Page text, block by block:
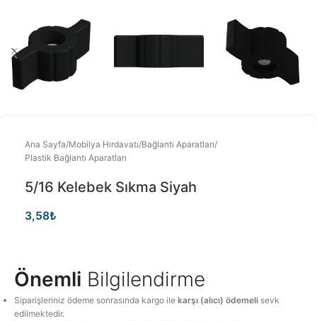
Ana Sayfa/Mobilya Hırdavatı/Bağlantı Aparatları/
Plastik Bağlantı Aparatları
5/16 Kelebek Sıkma Siyah
3,58₺
Önemli Bilgilendirme
Siparişleriniz ödeme sonrasında kargo ilekarşı (alıcı) ödemeli sevk
edilmektedir.